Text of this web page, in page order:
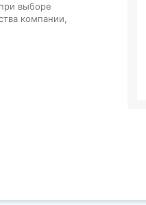
выборе
компании,